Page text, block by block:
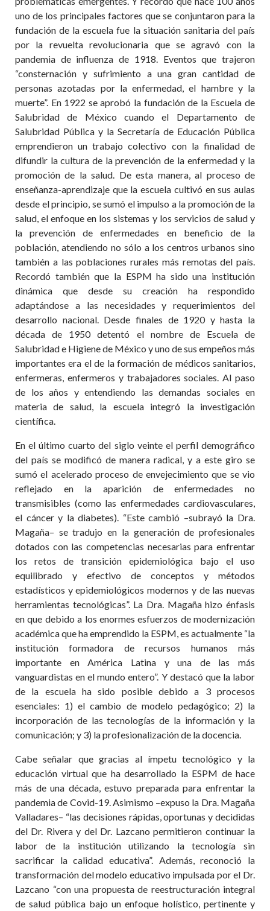
uno de los principales factores que se conjuntaron para la
fundación de la escuela fue la situación sanitaria del país
por la revuelta revolucionaria que se agravó con la
pandemia de influenza de 1918. Eventos que trajeron
“consternación y sufrimiento a una gran cantidad de
personas azotadas por la enfermedad, el hambre y la
muerte”. En 1922 se aprobó la fundación de la Escuela de
Salubridad de México cuando el Departamento de
Salubridad Pública y la Secretaría de Educación Pública
emprendieron un trabajo colectivo con la finalidad de
difundir la cultura de la prevención de la enfermedad y la
promoción de la salud. De esta manera, al proceso de
enseñanza-aprendizaje que la escuela cultivó en sus aulas
desde el principio, se sumó el impulso a la promoción de la
salud, el enfoque en los sistemas y los servicios de salud y
la prevención de enfermedades en beneficio de la
población, atendiendo no sólo a los centros urbanos sino
también a las poblaciones rurales más remotas del país.
Recordó también que la ESPM ha sido una institución
dinámica que desde su creación ha respondido
adaptándose a las necesidades y requerimientos del
desarrollo nacional. Desde finales de 1920 y hasta la
década de 1950 detentó el nombre de Escuela de
Salubridad e Higiene de México y uno de sus empeños más
importantes era el de la formación de médicos sanitarios,
enfermeras, enfermeros y trabajadores sociales. Al paso
de los años y entendiendo las demandas sociales en
materia de salud, la escuela integró la investigación
científica.
En el último cuarto del siglo veinte el perfil demográfico
del país se modificó de manera radical, y a este giro se
sumó el acelerado proceso de envejecimiento que se vio
reflejado en la aparición de enfermedades no
transmisibles (como las enfermedades cardiovasculares,
el cáncer y la diabetes). “Este cambió –subrayó la Dra.
Magaña– se tradujo en la generación de profesionales
dotados con las competencias necesarias para enfrentar
los retos de transición epidemiológica bajo el uso
equilibrado y efectivo de conceptos y métodos
estadísticos y epidemiológicos modernos y de las nuevas
herramientas tecnológicas”. La Dra. Magaña hizo énfasis
en que debido a los enormes esfuerzos de modernización
académica que ha emprendido la ESPM, es actualmente “la
institución formadora de recursos humanos más
importante en América Latina y una de las más
vanguardistas en el mundo entero”. Y destacó que la labor
de la escuela ha sido posible debido a 3 procesos
esenciales: 1) el cambio de modelo pedagógico; 2) la
incorporación de las tecnologías de la información y la
comunicación; y 3) la profesionalización de la docencia.
Cabe señalar que gracias al ímpetu tecnológico y la
educación virtual que ha desarrollado la ESPM de hace
más de una década, estuvo preparada para enfrentar la
pandemia de Covid-19. Asimismo –expuso la Dra. Magaña
Valladares– “las decisiones rápidas, oportunas y decididas
del Dr. Rivera y del Dr. Lazcano permitieron continuar la
labor de la institución utilizando la tecnología sin
sacrificar la calidad educativa”. Además, reconoció la
transformación del modelo educativo impulsada por el Dr.
Lazcano “con una propuesta de reestructuración integral
de salud pública bajo un enfoque holístico, pertinente y